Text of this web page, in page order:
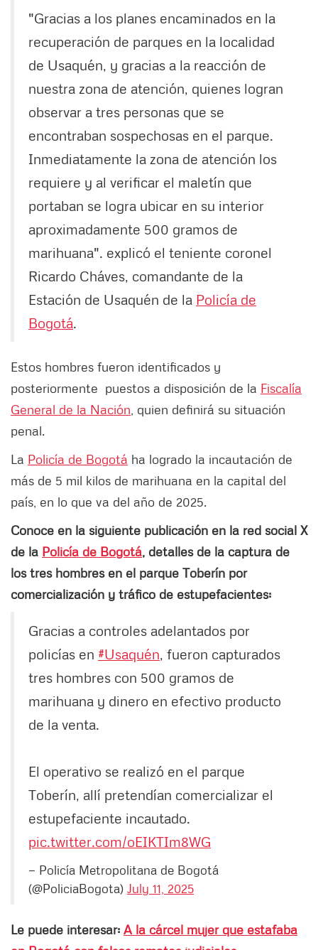
"Gracias a los planes encaminados en la
recuperación de parques en la localidad
de Usaquén, y gracias a la reacción de
nuestra zona de atención, quienes logran
observar a tres personas que se
encontraban sospechosas en el parque.
Inmediatamente la zona de atención los
requiere y al verificar el maletín que
portaban se logra ubicar en su interior
aproximadamente 500 gramos de
marihuana". explicó el teniente coronel
Ricardo Cháves, comandante de la
Estación de Usaquén de la Policía de
Bogotá​​​​​​.
Estos hombres fueron identificados y
posteriormente puestos a disposición de la Fiscalía
General de la Nación , quien definirá su situación
penal.
La Policía de Bogotá ha logrado la incautación de
más de 5 mil kilos de marihuana en la capital del
país, en lo que va del año de 2025.
Conoce en la siguiente publicación en la red social X
de la Policía de Bogotá, detalles de la captura de
los tres hombres en el parque Toberín por
comercialización y tráfico de estupefacientes:
Gracias a controles adelantados por
policías en #Usaquén, fueron capturados
tres hombres con 500 gramos de
marihuana y dinero en efectivo producto
de la venta.
El operativo se realizó en el parque
Toberín, allí pretendían comercializar el
estupefaciente incautado.
pic.twitter.com/oEIKTIm8WG
— Policía Metropolitana de Bogotá
(@PoliciaBogota) July 11, 2025
Le puede interesar: A la cárcel mujer que estafaba